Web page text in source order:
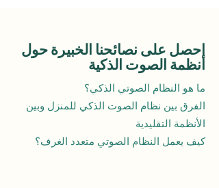
احصل على نصائحنا الخبيرة حول
أنظمة الصوت الذكية
ما هو النظام الصوتي الذكي؟
الفرق بين نظام الصوت الذكي للمنزل وبين
الأنظمة التقليدية
كيف يعمل النظام الصوتي متعدد الغرف؟